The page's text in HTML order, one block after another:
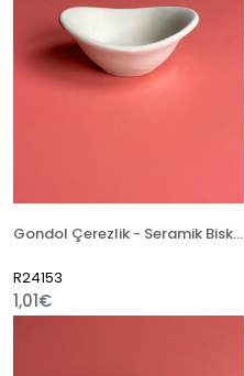
Gondol Çerezlik - Seramik Bisküvi
R24153
1,01€